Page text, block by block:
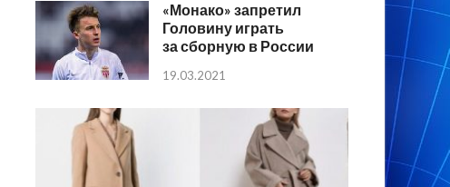
«Монако» запретил
Головину играть
за сборную в России
19.03.2021